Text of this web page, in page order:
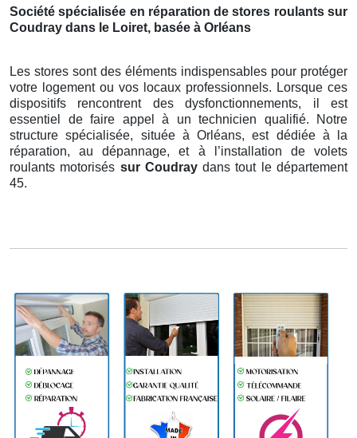
Société spécialisée en réparation de stores roulants sur
Coudray dans le Loiret, basée à Orléans
Les stores sont des éléments indispensables pour protéger
votre logement ou vos locaux professionnels. Lorsque ces
dispositifs rencontrent des dysfonctionnements, il est
essentiel de faire appel à un technicien qualifié. Notre
structure spécialisée, située à Orléans, est dédiée à la
réparation, au dépannage, et à l’installation de volets
roulants motorisés sur Coudraydans tout le département
45.